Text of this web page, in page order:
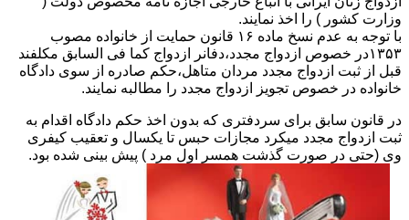
وزارت کشور ) را اخذ نمایند.
با توجه به عدم نسخ ماده ۱۶ قانون حمایت از خانواده مصوب
۱۳۵۳در خصوص ازدواج مجدد،دفانر ازدواج کما فی السابق مکلفند
قبل از ثبت ازدواج مجدد مردان متاهل،حکم صادره از سوی دادگاه
خانواده در خصوص تجویز ازدواج مجدد را مطالبه نمایند.
در قانون سابق برای سردفتری که بدون اخذ حکم دادگاه اقدام به
ثبت ازدواج مجدد میکرد مجازات حبس تا یکسال و تعقیب کیفری
وی (حتی در صورت گذشت همسر اول مرد ) پیش بینی شده بود.